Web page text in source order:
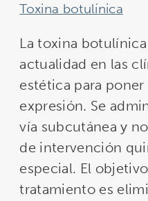
Toxina botulínica
La toxina
actualidad en las
estética para poner
expresión. Se
vía subcutánea y
de intervención
especial. El
tratamiento es